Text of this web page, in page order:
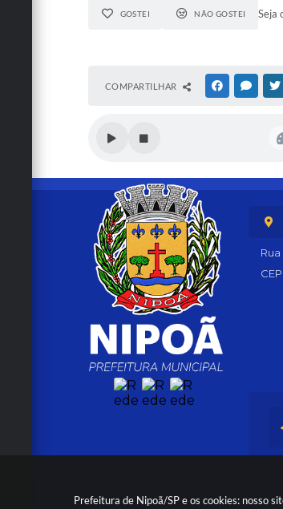
Prefeitura de Nipoã/SP e os cookies: nosso
GOSTEI NÃO GOSTEI Seja
COMPARTILHAR FACEBOOK